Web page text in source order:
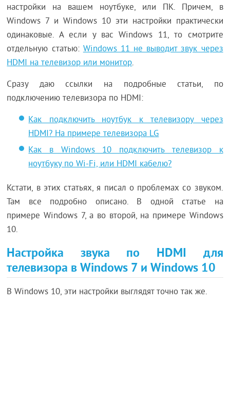
настройки на вашем ноутбуке, или ПК. Причем, в
Windows 7 и Windows 10 эти настройки практически
одинаковые. А если у вас Windows 11, то смотрите
отдельную статью:Windows 11 не выводит звук через
HDMI на телевизор или монитор.
Сразу даю ссылки на подробные статьи, по
подключению телевизора по HDMI:
Как подключить ноутбук к телевизору через
HDMI? На примере телевизора LG
Как в Windows 10 подключить телевизор к
ноутбуку по Wi-Fi, или HDMI кабелю?
Кстати, в этих статьях, я писал о проблемах со звуком.
Там все подробно описано. В одной статье на
примере Windows 7, а во второй, на примере Windows
10.
Настройка звука по HDMI для
телевизора в Windows 7 и Windows 10
В Windows 10, эти настройки выглядят точно так же.